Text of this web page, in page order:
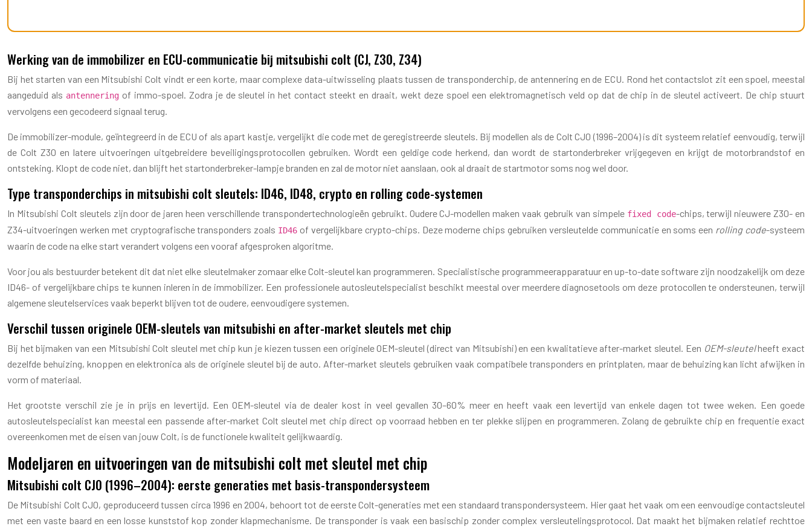
Werking van de immobilizer en ECU-communicatie bij mitsubishi colt (CJ, Z30, Z34)
Bij het starten van een Mitsubishi Colt vindt er een korte, maar complexe data-uitwisseling plaats tussen de transponderchip, de antennering en de ECU. Rond het contactslot zit een spoel, meestal
aangeduid als antenneringof immo-spoel. Zodra je de sleutel in het contact steekt en draait, wekt deze spoel een elektromagnetisch veld op dat de chip in de sleutel activeert. De chip stuurt
vervolgens een gecodeerd signaal terug.
De immobilizer-module, geïntegreerd in de ECU of als apart kastje, vergelijkt die code met de geregistreerde sleutels. Bij modellen als de Colt CJ0 (1996–2004) is dit systeem relatief eenvoudig, terwijl
de Colt Z30 en latere uitvoeringen uitgebreidere beveiligingsprotocollen gebruiken. Wordt een geldige code herkend, dan wordt de startonderbreker vrijgegeven en krijgt de motorbrandstof en
ontsteking. Klopt de code niet, dan blijft het startonderbreker-lampje branden en zal de motor niet aanslaan, ook al draait de startmotor soms nog wel door.
Type transponderchips in mitsubishi colt sleutels: ID46, ID48, crypto en rolling code-systemen
In Mitsubishi Colt sleutels zijn door de jaren heen verschillende transpondertechnologieën gebruikt. Oudere CJ-modellen maken vaak gebruik van simpele fixed code-chips, terwijl nieuwere Z30- en
Z34-uitvoeringen werken met cryptografische transponders zoals ID46 of vergelijkbare crypto-chips. Deze moderne chips gebruiken versleutelde communicatie en soms een rolling code-systeem
waarin de code na elke start verandert volgens een vooraf afgesproken algoritme.
Voor jou als bestuurder betekent dit dat niet elke sleutelmaker zomaar elke Colt-sleutel kan programmeren. Specialistische programmeerapparatuur en up-to-date software zijn noodzakelijk om deze
ID46- of vergelijkbare chips te kunnen inleren in de immobilizer. Een professionele autosleutelspecialist beschikt meestal over meerdere diagnosetools om deze protocollen te ondersteunen, terwijl
algemene sleutelservices vaak beperkt blijven tot de oudere, eenvoudigere systemen.
Verschil tussen originele OEM-sleutels van mitsubishi en after-market sleutels met chip
Bij het bijmaken van een Mitsubishi Colt sleutel met chip kun je kiezen tussen een originele OEM-sleutel (direct van Mitsubishi) en een kwalitatieve after-market sleutel. Een OEM-sleutelheeft exact
dezelfde behuizing, knoppen en elektronica als de originele sleutel bij de auto. After-market sleutels gebruiken vaak compatibele transponders en printplaten, maar de behuizing kan licht afwijken in
vorm of materiaal.
Het grootste verschil zie je in prijs en levertijd. Een OEM-sleutel via de dealer kost in veel gevallen 30–60% meer en heeft vaak een levertijd van enkele dagen tot twee weken. Een goede
autosleutelspecialist kan meestal een passende after-market Colt sleutel met chip direct op voorraad hebben en ter plekke slijpen en programmeren. Zolang de gebruikte chip en frequentie exact
overeenkomen met de eisen van jouw Colt, is de functionele kwaliteit gelijkwaardig.
Modeljaren en uitvoeringen van de mitsubishi colt met sleutel met chip
Mitsubishi colt CJ0 (1996–2004): eerste generaties met basis-transpondersysteem
De Mitsubishi Colt CJ0, geproduceerd tussen circa 1996 en 2004, behoort tot de eerste Colt-generaties met een standaard transpondersysteem. Hier gaat het vaak om een eenvoudige contactsleutel
met een vaste baard en een losse kunststof kop zonder klapmechanisme. De transponder is vaak een basischip zonder complex versleutelingsprotocol. Dat maakt het bijmaken relatief rechttoe